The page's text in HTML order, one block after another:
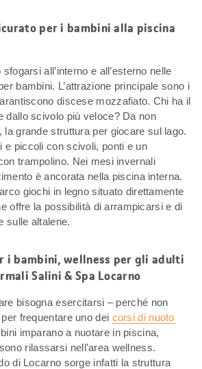
per i bambini alla piscina
all’interno e all’esterno nelle
bambini. L’attrazione principale sono i
discese mozzafiato. Chi ha il
dallo scivolo più veloce? Da non
, la grande struttura per giocare sul lago.
e piccoli con scivoli, ponti e un
trampolino. Nei mesi invernali
è ancorata nella piscina interna.
giochi in legno situato direttamente
offre la possibilità di arrampicarsi e di
sulle altalene.
i bambini, wellness per gli adulti
Salini & Spa Locarno
bisogna esercitarsi – perché non
frequentare uno dei corsi di nuoto
imparano a nuotare in piscina,
rilassarsi nell’area wellness.
di Locarno sorge infatti la struttura